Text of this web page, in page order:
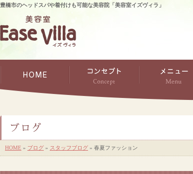
豊橋市のヘッドスパや着付けも可能な美容院「美容室イズヴィラ」
HOME » ブログ » スタッフブログ » 春夏ファッション